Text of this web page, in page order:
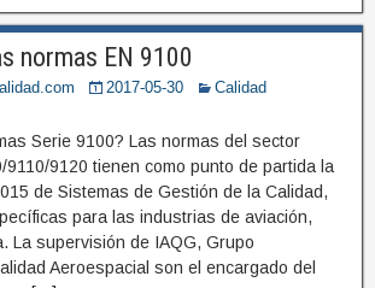
normas EN 9100
2017-05-30
Calidad
Serie 9100? Las normas del sector
9120 tienen como punto de partida la
de Sistemas de Gestión de la Calidad,
para las industrias de aviación,
La supervisión de IAQG, Grupo
Aeroespacial son el encargado del